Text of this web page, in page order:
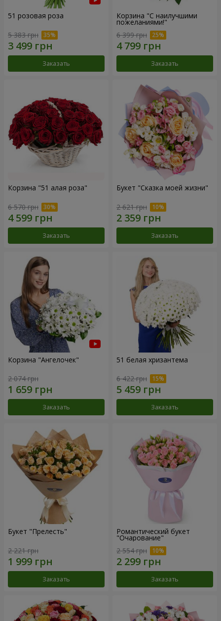
51 розовая роза
5 383 грн
Заказать
Корзина "С наилучшими
пожеланиями!"
6 399 грн
Заказать
Корзина "51 алая роза"
6 570 грн
Заказать
Букет "Сказка моей жизни"
2 621 грн
Заказать
Корзина "Ангелочек"
2 074 грн
Заказать
51 белая хризантема
6 422 грн
Заказать
Букет "Прелесть"
2 221 грн
Заказать
Романтический букет
"Очарование"
2 554 грн
Заказать